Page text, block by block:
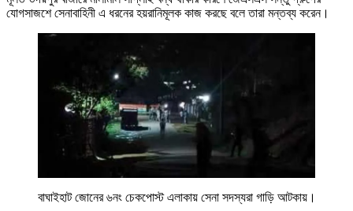
যোগসাজশে সেনাবাহিনী এ ধরনের হয়রানিমূলক কাজ করছে বলে তারা মন্তব্য করেন।
বাঘাইহাট জোনের ৬নং চেকপোস্ট এলাকায় সেনা সদস্যরা গাড়ি আটকায়।